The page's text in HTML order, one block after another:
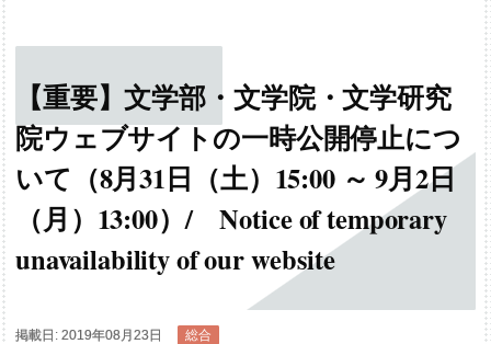
【重要】文学部 ・ 文学院・文学研究
院ウェブサイトの一時公開停止につ
いて （8月31日 （土） 15:00 ～ 9月2日
（月） 13:00）/ Notice of temporary
unavailability of our website
掲載日: 2019年08月23日 総合